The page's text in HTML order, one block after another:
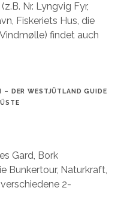
Nr. Lyngvig Fyr,
Fiskeriets Hus, die
findet auch
– DER WESTJÜTLAND GUIDE
Gard, Bork
Bunkertour, Naturkraft,
2-